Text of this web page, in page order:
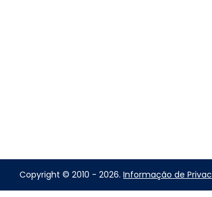
Copyright © 2010 - 2026.Informação de